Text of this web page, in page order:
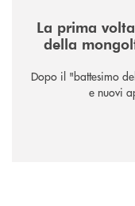
La prima
della
Dopo il "battesimo
e nuovi